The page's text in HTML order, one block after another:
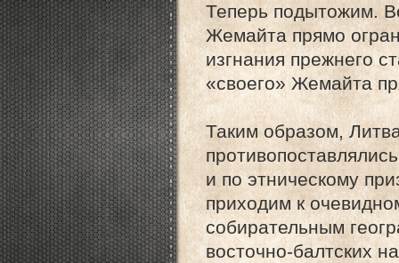
Теперь подытожим.
Жемайта прямо
изгнания прежнего
«своего» Жемайта
Таким образом,
и по этническому
приходим к
собирательным
восточно-балтских